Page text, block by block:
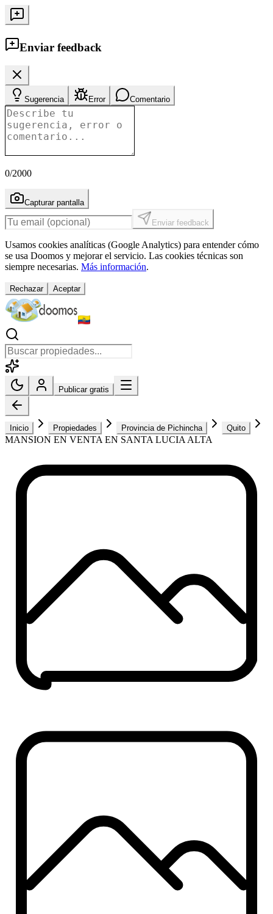
Enviar feedback
Sugerencia Error Comentario
0/2000
Capturar pantalla
Enviar feedback
Usamos cookies analíticas (Google Analytics) para entender cómo
se usa Doomos y mejorar el servicio. Las cookies técnicas son
siempre necesarias. Más información.
Rechazar Aceptar
Publicar gratis
Inicio Propiedades Provincia de Pichincha Quito
MANSION EN VENTA EN SANTA LUCIA ALTA